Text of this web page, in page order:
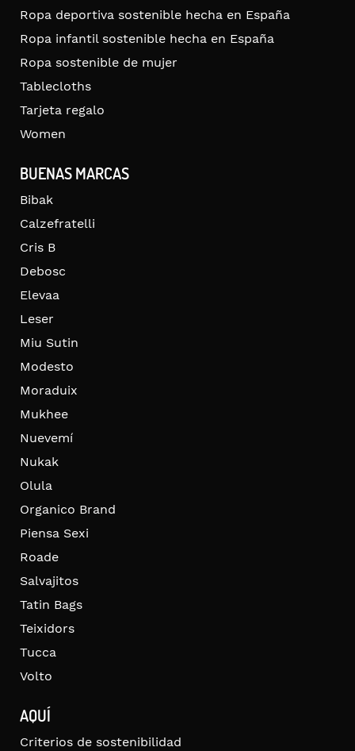
Ropa deportiva sostenible hecha en España
Ropa infantil sostenible hecha en España
Ropa sostenible de mujer
Tablecloths
Tarjeta regalo
Women
BUENAS MARCAS
Bibak
Calzefratelli
Cris B
Debosc
Elevaa
Leser
Miu Sutin
Modesto
Moraduix
Mukhee
Nuevemí
Nukak
Olula
Organico Brand
Piensa Sexi
Roade
Salvajitos
Tatin Bags
Teixidors
Tucca
Volto
AQUÍ
Criterios de sostenibilidad